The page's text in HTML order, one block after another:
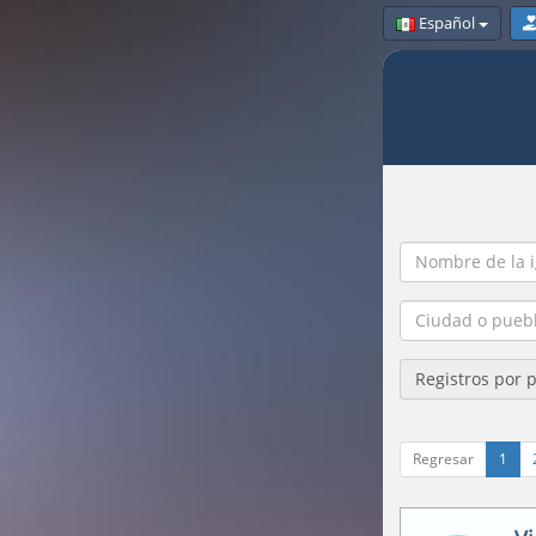
Español
Registros por
Regresar 1